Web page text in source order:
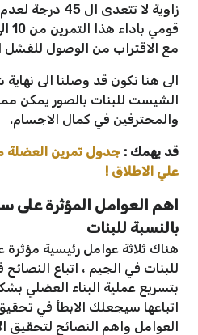
زاوية لا تتعدى
مع الاقتراب من الوصول للفشل
الى هنا نكون قد وصلنا الى
الشيست للبنات بالصور يمكن
والمحترفين في كمال الاجسام.
قد يهمك : جدول تمرين العضلة
علي الاطلاق !
اهم العوامل المؤثرة على
بالنسبة للبنات
هناك ثلاثة عوامل رئيسية
للبنات في الجيم ، اتباع
بتسريع عملية البناء العضلي
اتباعها سيجعلك الابطأ في تحقيق
العوامل واهم النصائح لتحقيق